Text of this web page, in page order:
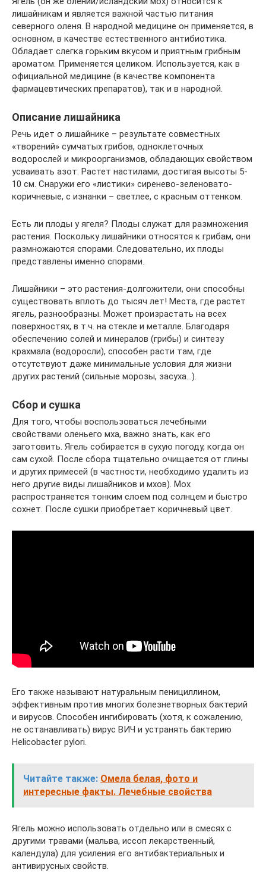
лишайникам и является важной частью питания
северного оленя. В народной медицине он применяется, в
основном, в качестве естественного антибиотика.
Обладает слегка горьким вкусом и приятным грибным
ароматом. Применяется целиком. Используется, как в
официальной медицине (в качестве компонента
фармацевтических препаратов), так и в народной.
Описание лишайника
Речь идет о лишайнике – результате совместных
«творений» сумчатых грибов, одноклеточных
водорослей и микроорганизмов, обладающих свойством
усваивать азот. Растет настилами, достигая высоты 5-
10 см. Снаружи его «листики» сиренево-зеленовато-
коричневые, с изнанки – светлее, с красным оттенком.
Есть ли плоды у ягеля? Плоды служат для размножения
растения. Поскольку лишайники относятся к грибам, они
размножаются спорами. Следовательно, их плоды
представлены именно спорами.
Лишайники – это растения-долгожители, они способны
существовать вплоть до тысяч лет! Места, где растет
ягель, разнообразны. Может произрастать на всех
поверхностях, в т.ч. на стекле и металле. Благодаря
обеспечению солей и минералов (грибы) и синтезу
крахмала (водоросли), способен расти там, где
отсутствуют даже минимальные условия для жизни
других растений (сильные морозы, засуха…).
Сбор и сушка
Для того, чтобы воспользоваться лечебными
свойствами оленьего мха, важно знать, как его
заготовить. Ягель собирается в сухую погоду, когда он
сам сухой. После сбора тщательно очищается от глины
и других примесей (в частности, необходимо удалить из
него другие виды лишайников и мхов). Мох
распространяется тонким слоем под солнцем и быстро
сохнет. После сушки приобретает коричневый цвет.
Его также называют натуральным пенициллином,
эффективным против многих болезнетворных бактерий
и вирусов. Способен ингибировать (хотя, к сожалению,
не останавливать) вирус ВИЧ и устранять бактерию
Helicobacter pylori.
Читайте также: Омела белая, фото и
интересные факты. Лечебные свойства
Ягель можно использовать отдельно или в смесях с
другими травами (мальва, иссоп лекарственный,
календула) для усиления его антибактериальных и
антивирусных свойств.